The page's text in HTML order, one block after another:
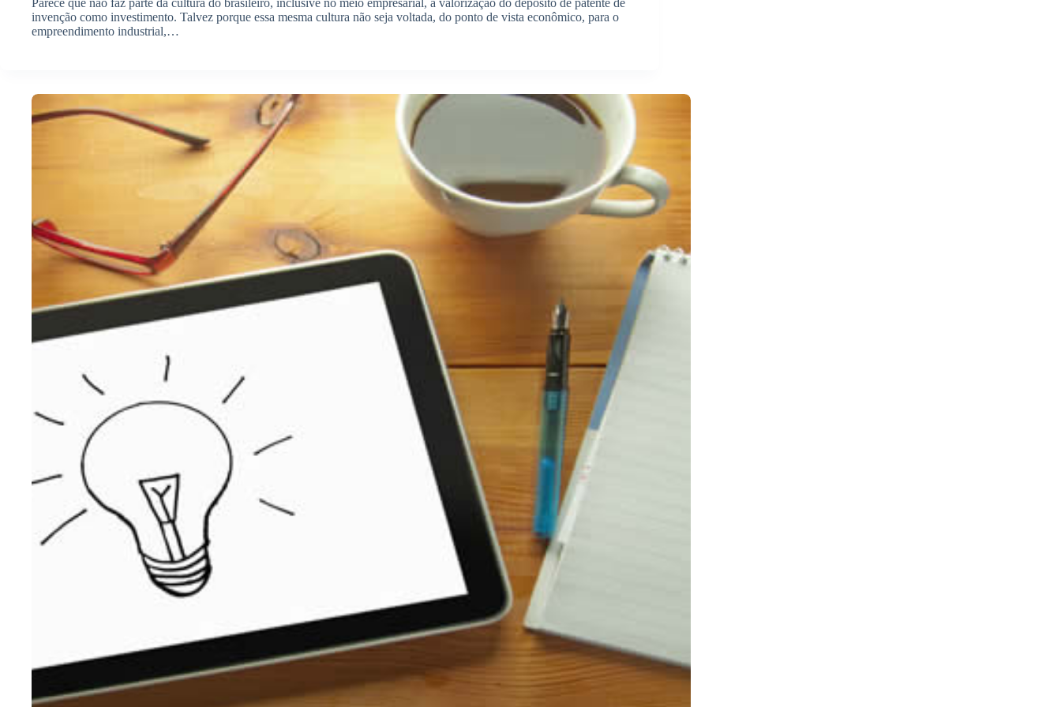
Parece que não faz parte da cultura do brasileiro, inclusive no meio empresarial, a valorização do depósito de patente de
invenção como investimento. Talvez porque essa mesma cultura não seja voltada, do ponto de vista econômico, para o
empreendimento industrial,…